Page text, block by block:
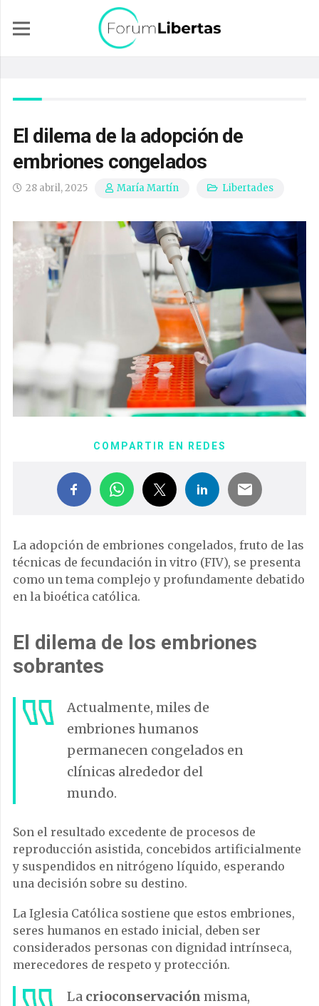
El dilema de la adopción de
embriones congelados
28 abril, 2025 María Martín Libertades
COMPARTIR EN REDES
La adopción de embriones congelados, fruto de las
técnicas de fecundación in vitro (FIV), se presenta
como un tema complejo y profundamente debatido
en la bioética católica.
El dilema de los embriones
sobrantes
Actualmente, miles de
embriones humanos
permanecen congelados en
clínicas alrededor del
mundo.
Son el resultado excedente de procesos de
reproducción asistida, concebidos artificialmente
y suspendidos en nitrógeno líquido, esperando
una decisión sobre su destino.
La Iglesia Católica sostiene que estos embriones,
seres humanos en estado inicial, deben ser
considerados personas con dignidad intrínseca,
merecedores de respeto y protección.
La crioconservación misma,